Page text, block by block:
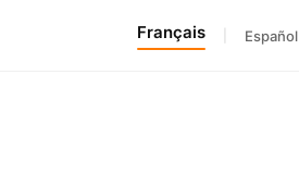
Français Español